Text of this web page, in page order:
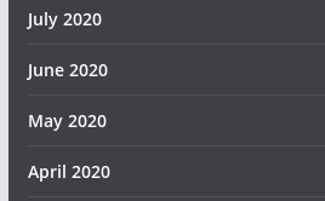
July 2020
June 2020
May 2020
April 2020